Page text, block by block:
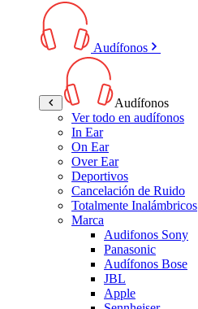
Audífonos
Audífonos
Ver todo en audífonos
In Ear
On Ear
Over Ear
Deportivos
Cancelación de Ruido
Totalmente Inalámbricos
Marca
Audifonos Sony
Panasonic
Audífonos Bose
JBL
Apple